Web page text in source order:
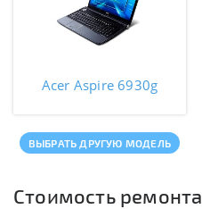
Acer Aspire 6930g
ВЫБРАТЬ ДРУГУЮ МОДЕЛЬ
Стоимость ремонта